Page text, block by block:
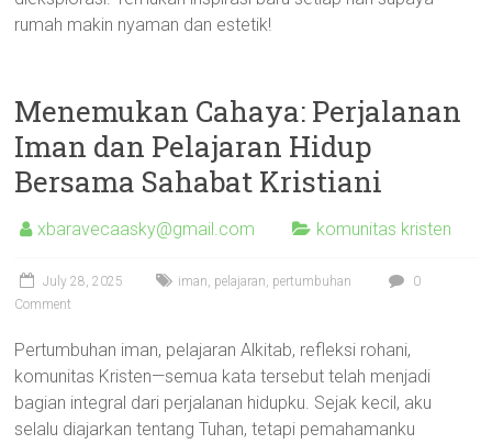
rumah makin nyaman dan estetik!
Menemukan Cahaya: Perjalanan
Iman dan Pelajaran Hidup
Bersama Sahabat Kristiani
xbaravecaasky@gmail.com komunitas kristen
July 28, 2025 iman, pelajaran, pertumbuhan
0
Comment
Pertumbuhan iman, pelajaran Alkitab, refleksi rohani,
komunitas Kristen—semua kata tersebut telah menjadi
bagian integral dari perjalanan hidupku. Sejak kecil, aku
selalu diajarkan tentang Tuhan, tetapi pemahamanku